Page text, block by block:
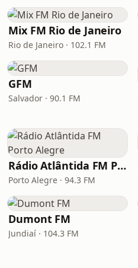
Mix FM Rio de Janeiro
Rio de Janeiro · 102.1 FM
GFM
Salvador · 90.1 FM
Rádio Atlântida FM Porto Alegre
Porto Alegre · 94.3 FM
Dumont FM
Jundiaí · 104.3 FM